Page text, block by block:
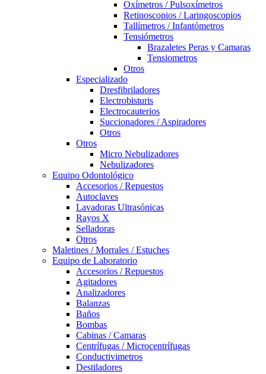
Oxímetros / Pulsoxímetros
Retinoscopios / Laringoscopios
Tallímetros / Infantómetros
Tensiómetros
Brazaletes Peras y Camaras
Tensiometros
Otros
Especializado
Dresfibriladores
Electrobisturis
Electrocauterios
Succionadores / Aspiradores
Otros
Otros
Micro Nebulizadores
Nebulizadores
Equipo Odontológico
Accesorios / Repuestos
Autoclaves
Lavadoras Ultrasónicas
Rayos X
Selladoras
Otros
Maletines / Morrales / Estuches
Equipo de Laboratorio
Accesorios / Repuestos
Agitadores
Analizadores
Balanzas
Baños
Bombas
Cabinas / Camaras
Centrífugas / Microcentrífugas
Conductivimetros
Destiladores